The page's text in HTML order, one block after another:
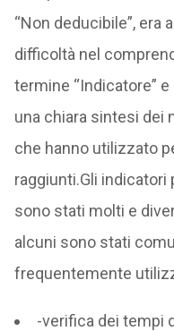
“Non deducibile”, era
difficoltà nel
termine “Indicatore”
una chiara sintesi dei
che hanno utilizzato
raggiunti.Gli
sono stati molti e
alcuni sono stati
frequentemente
-verifica dei tempi